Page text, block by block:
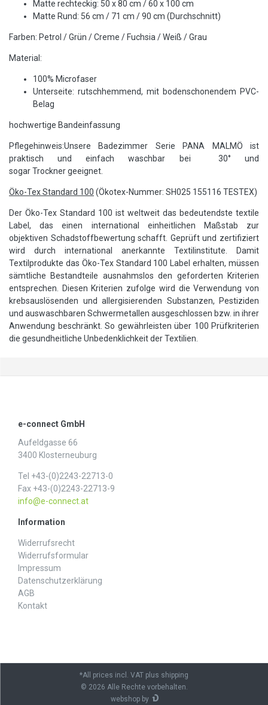
Matte rechteckig: 50 x 80 cm / 60 x 100 cm
Matte Rund: 56 cm / 71 cm / 90 cm (Durchschnitt)
Farben: Petrol / Grün / Creme / Fuchsia / Weiß / Grau
Material:
100% Microfaser
Unterseite: rutschhemmend, mit bodenschonendem PVC-
Belag
hochwertige Bandeinfassung
Pflegehinweis:Unsere Badezimmer Serie PANA MALMÖ ist
praktisch und einfach waschbar bei 30° und
sogar Trockner geeignet.
Öko-Tex Standard 100 (Ökotex-Nummer: SH025 155116 TESTEX)
Der Öko-Tex Standard 100 ist weltweit das bedeutendste textile
Label, das einen international einheitlichen Maßstab zur
objektiven Schadstoffbewertung schafft. Geprüft und zertifiziert
wird durch international anerkannte Textilinstitute. Damit
Textilprodukte das Öko-Tex Standard 100 Label erhalten, müssen
sämtliche Bestandteile ausnahmslos den geforderten Kriterien
entsprechen. Diesen Kriterien zufolge wird die Verwendung von
krebsauslösenden und allergisierenden Substanzen, Pestiziden
und auswaschbaren Schwermetallen ausgeschlossen bzw. in ihrer
Anwendung beschränkt. So gewährleisten über 100 Prüfkriterien
die gesundheitliche Unbedenklichkeit der Textilien.
e-connect GmbH
Aufeldgasse 66
3400 Klosterneuburg
Tel +43-(0)2243-22713-0
Fax +43-(0)2243-22713-9
info@e-connect.at
Information
Widerrufs­recht
Widerrufs­formular
Impressum
Daten­schutz­erklärung
AGB
Kontakt
*All prices incl. VAT plus shipping
© 2026 Alle Rechte vorbehalten.
webshop by